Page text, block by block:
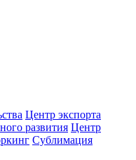
Центр экспорта
развития Центр
Сублимация